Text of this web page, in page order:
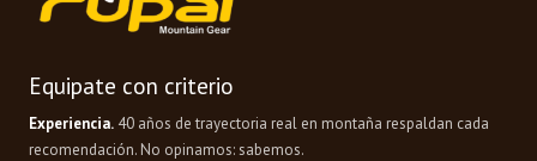
Equipate con criterio
Experiencia. 40 años de trayectoria real en montaña respaldan cada
recomendación. No opinamos: sabemos.